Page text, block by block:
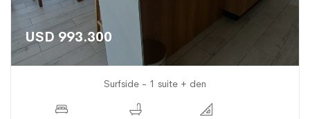
USD 993.300
Surfside - 1 suite + den